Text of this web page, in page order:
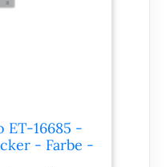
ET-16685 -
- Farbe -